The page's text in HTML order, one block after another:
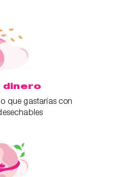
dinero
que gastarías con